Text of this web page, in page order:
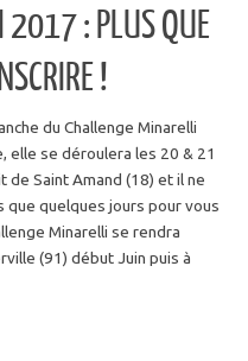
2017 : PLUS QUE
!
du Challenge Minarelli
elle se déroulera les 20 & 21
de Saint Amand (18) et il ne
que quelques jours pour vous
Minarelli se rendra
(91) début Juin puis à